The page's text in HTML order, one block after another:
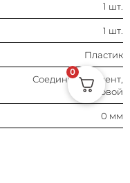
1 шт.
1 шт.
Пластик
Соединит. элемент,
боковой
0 мм
0